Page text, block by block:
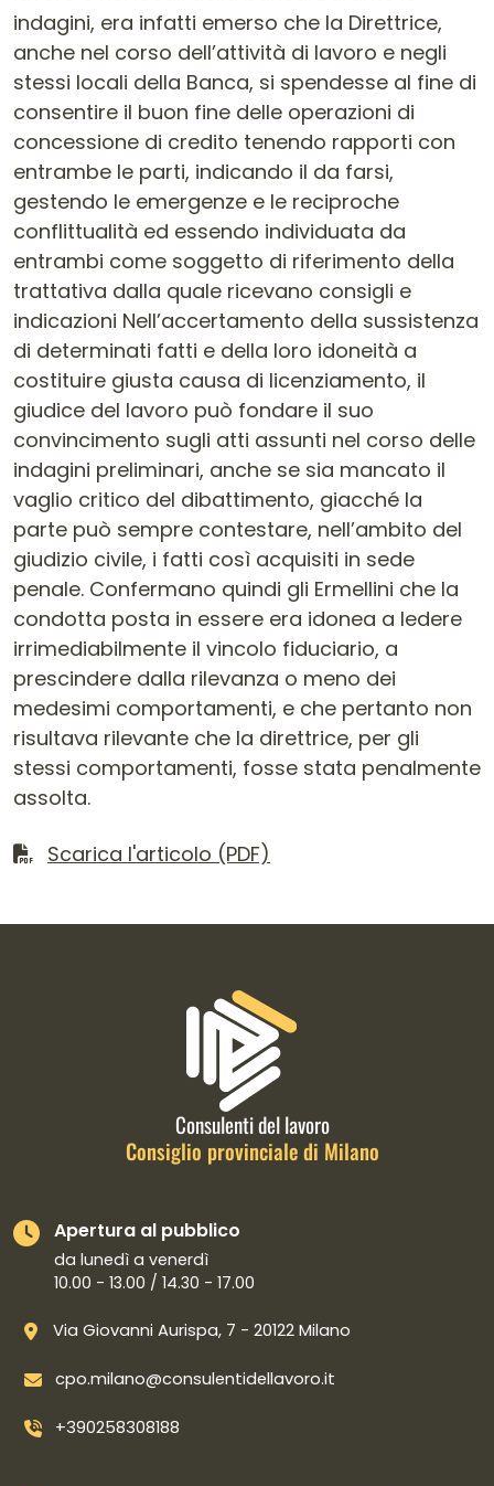
indagini, era infatti emerso che la Direttrice,
anche nel corso dell’attività di lavoro e negli
stessi locali della Banca, si spendesse al fine di
consentire il buon fine delle operazioni di
concessione di credito tenendo rapporti con
entrambe le parti, indicando il da farsi,
gestendo le emergenze e le reciproche
conflittualità ed essendo individuata da
entrambi come soggetto di riferimento della
trattativa dalla quale ricevano consigli e
indicazioni Nell’accertamento della sussistenza
di determinati fatti e della loro idoneità a
costituire giusta causa di licenziamento, il
giudice del lavoro può fondare il suo
convincimento sugli atti assunti nel corso delle
indagini preliminari, anche se sia mancato il
vaglio critico del dibattimento, giacché la
parte può sempre contestare, nell’ambito del
giudizio civile, i fatti così acquisiti in sede
penale. Confermano quindi gli Ermellini che la
condotta posta in essere era idonea a ledere
irrimediabilmente il vincolo fiduciario, a
prescindere dalla rilevanza o meno dei
medesimi comportamenti, e che pertanto non
risultava rilevante che la direttrice, per gli
stessi comportamenti, fosse stata penalmente
assolta.
Scarica il file
Scarica l'articolo (PDF)
Informazioni di contatto e link
Consulenti del lavoro
Consiglio provinciale di Milano
Apertura al pubblico
da lunedì a venerdì
10.00 - 13.00 / 14.30 - 17.00
Via Giovanni Aurispa, 7 - 20122 Milano
cpo.milano@consulentidellavoro.it
+390258308188